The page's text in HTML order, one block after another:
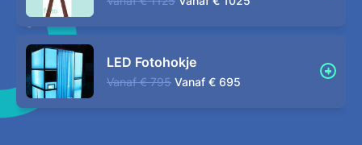
LED Fotohokje
Vanaf € 795 Vanaf € 695